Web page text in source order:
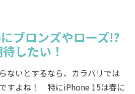
ブロンズやローズ!?
したい！
ないとするなら、カラバリでは
すよね！ 特にiPhone 15は春に